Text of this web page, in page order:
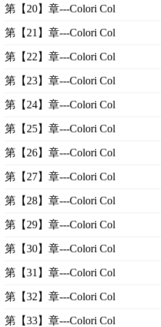
第【20】章---Colori Col
第【21】章---Colori Col
第【22】章---Colori Col
第【23】章---Colori Col
第【24】章---Colori Col
第【25】章---Colori Col
第【26】章---Colori Col
第【27】章---Colori Col
第【28】章---Colori Col
第【29】章---Colori Col
第【30】章---Colori Col
第【31】章---Colori Col
第【32】章---Colori Col
第【33】章---Colori Col